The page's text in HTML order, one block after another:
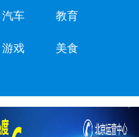
汽车 教育
游戏 美食